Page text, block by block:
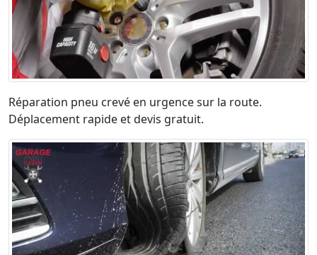
Réparation pneu crevé en urgence sur la route.
Déplacement rapide et devis gratuit.